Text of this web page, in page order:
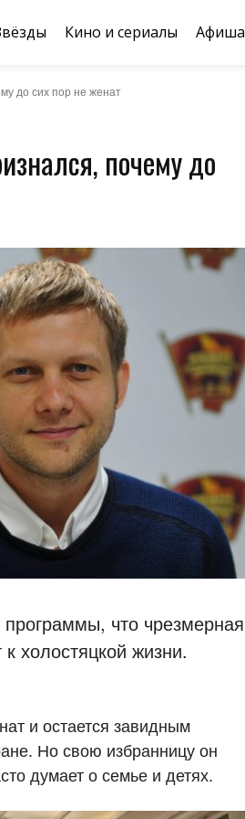
Кино и сериалы Афиша
до сих пор не женат
почему до
что чрезмерная
холостяцкой жизни.
и остается завидным
Но свою избранницу он
думает о семье и детях.